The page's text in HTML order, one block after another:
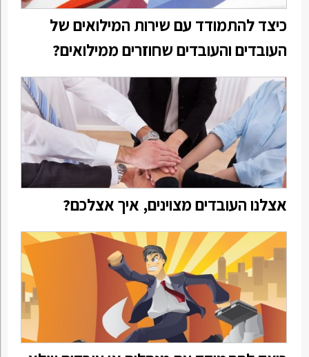
כיצד להתמודד עם שירות המילואים של
העובדים והעובדים שחוזרים ממילואים?
אצלנו העובדים מצוינים, איך אצלכם?